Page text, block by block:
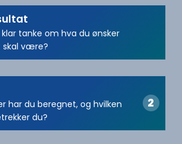
tanke om hva du ønsker
være?
har du beregnet, og hvilken
du?